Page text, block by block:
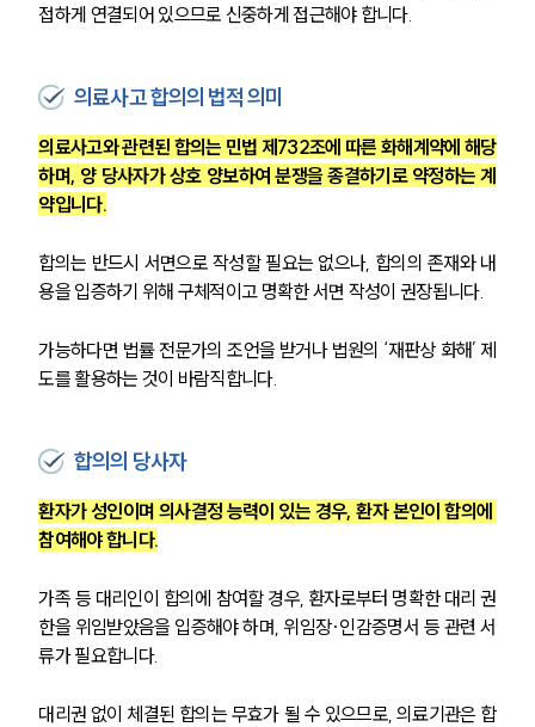
접하게 연결되어 있으므로 신중하게 접근해야 합니다.
의료사고 합의의 법적 의미
의료사고와 관련된 합의는 민법 제732조에 따른 화해계약에 해당
하며, 양 당사자가 상호 양보하여 분쟁을 종결하기로 약정하는 계
약입니다.
합의는 반드시 서면으로 작성할 필요는 없으나, 합의의 존재와 내
용을 입증하기 위해 구체적이고 명확한 서면 작성이 권장됩니다.
가능하다면 법률 전문가의 조언을 받거나 법원의 ‘재판상 화해’ 제
도를 활용하는 것이 바람직합니다.
합의의 당사자
환자가 성인이며 의사결정 능력이 있는 경우, 환자 본인이 합의에
참여해야 합니다.
가족 등 대리인이 합의에 참여할 경우, 환자로부터 명확한 대리 권
한을 위임받았음을 입증해야 하며, 위임장·인감증명서 등 관련 서
류가 필요합니다.
대리권 없이 체결된 합의는 무효가 될 수 있으므로, 의료기관은 합